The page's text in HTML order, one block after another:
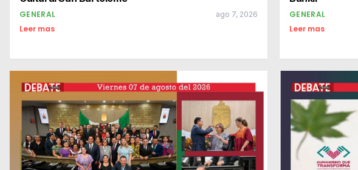
GENERAL ago 7, 2026
Leer mas
GENERAL
Leer mas